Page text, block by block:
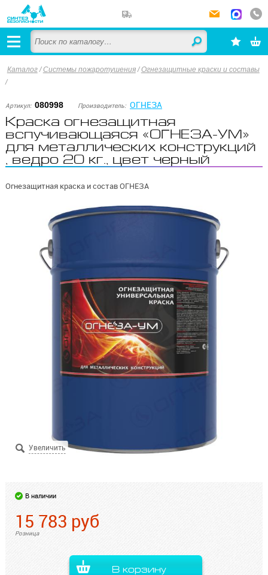
Каталог/Системы пожаротушения /Огнезащитные краски и составы
/
Артикул: 080998 Производитель: ОГНЕЗА
Краска огнезащитная
вспучивающаяся «ОГНЕЗА-УМ»
для металлических конструкций
, ведро 20 кг., цвет черный
Огнезащитная краска и состав ОГНЕЗА
В наличии
15 783 руб
Розница
В корзину